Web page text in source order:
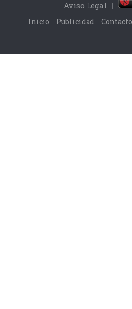
Aviso Legal |
Inicio Publicidad Contacto